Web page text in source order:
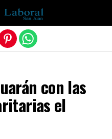
con las
el
móvil